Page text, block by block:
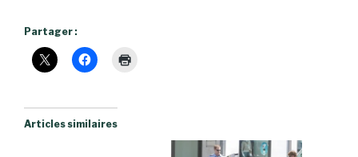
Partager :
Articles similaires